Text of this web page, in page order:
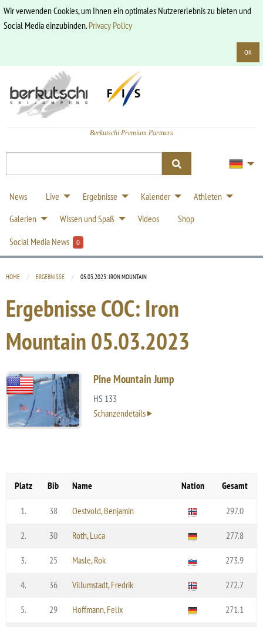
Wir verwenden Cookies, um Ihnen ein optimales Nutzererlebnis zu bieten und
Social Media einzubinden.Privacy Policy
OK
Berkutschi Premium Partners
News Live Ergebnisse Kalender
Athleten
Galerien
Wissen und Spaß Videos
Shop
Social Media News
0
HOME ERGEBNISSE CURRENT:
05.03.2023: IRON MOUNTAIN
Ergebnisse COC: Iron
Mountain05.03.2023
Pine Mountain Jump
HS 133
Schanzendetails
Platz Bib Name Nation Gesamt
1. 38 Oestvold, Benjamin 297.0
2. 30 Roth, Luca 277.8
3. 25 Masle, Rok 273.9
4. 36 Villumstadt, Fredrik 272.7
5. 29 Hoffmann, Felix 271.1